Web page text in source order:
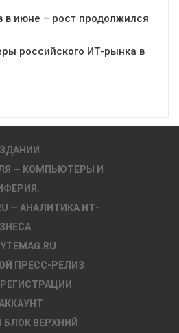
в июне – рост продолжился
российского ИТ-рынка в
— КОМПЬЮТЕРЫ И
— АНАЛИТИКА ИТ-
ПРЕСС-РЕЛИЗ
ВЕРХНИЙ